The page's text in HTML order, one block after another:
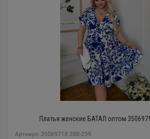
Платья женские БАТАЛ оптом
Артикул: 35069718 388-239